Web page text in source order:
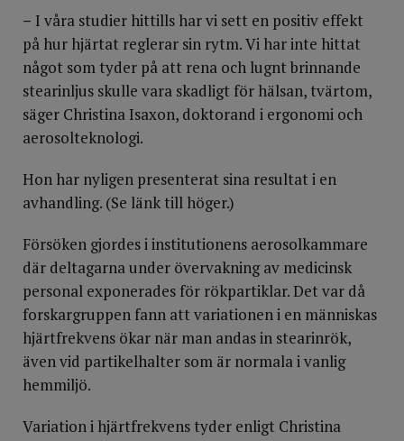
– I våra studier hittills har vi sett en positiv effekt
på hur hjärtat reglerar sin rytm. Vi har inte hittat
något som tyder på att rena och lugnt brinnande
stearinljus skulle vara skadligt för hälsan, tvärtom,
säger Christina Isaxon, doktorand i ergonomi och
aerosolteknologi.
Hon har nyligen presenterat sina resultat i en
avhandling. (Se länk till höger.)
Försöken gjordes i institutionens aerosolkammare
där deltagarna under övervakning av medicinsk
personal exponerades för rökpartiklar. Det var då
forskargruppen fann att variationen i en människas
hjärtfrekvens ökar när man andas in stearinrök,
även vid partikelhalter som är normala i vanlig
hemmiljö.
Variation i hjärtfrekvens tyder enligt Christina